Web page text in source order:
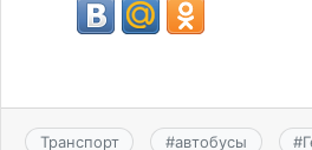
Транспорт #автобусы #